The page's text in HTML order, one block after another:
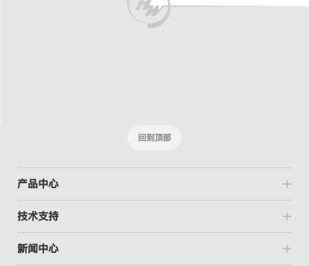
回到顶部
产品中心
技术支持
新闻中心